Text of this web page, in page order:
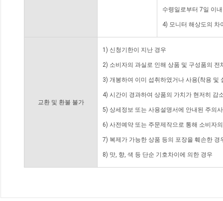
수령일로부터 7일 이
4) 모니터 해상도의 차
교환 및 환불 불가
1) 신청기한이 지난 경우
2) 소비자의 과실로 인해 상품 및 구성품의
3) 개봉하여 이미 섭취하였거나 사용(착용 및
4) 시간이 경과하여 상품의 가치가 현저히 감
5) 상세정보 또는 사용설명서에 안내된 주의
6) 사전예약 또는 주문제작으로 통해 소비자
7) 복제가 가능한 상품 등의 포장을 훼손한 경
8) 맛, 향, 색 등 단순 기호차이에 의한 경우